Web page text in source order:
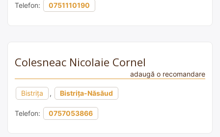
Telefon: 0751110190
Colesneac Nicolaie Cornel
adaugă o recomandare
Bistrița , Bistrița-Năsăud
Telefon: 0757053866